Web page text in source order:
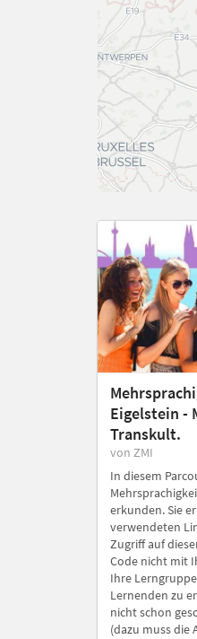
Eigelstein -
Transkult.
von ZMI
In diesem
erkunden. Sie
verwendeten
Zugriff auf
Code nicht mit
Ihre
Lernenden zu
nicht schon
(dazu muss die